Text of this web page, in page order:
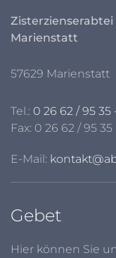
Zisterzienserabtei
Marienstatt
57629 Marienstatt
Tel.: 0 26 62 / 95 35
Fax: 0 26 62 / 95 35 -
E-Mail:
Gebet
Hier können Sie